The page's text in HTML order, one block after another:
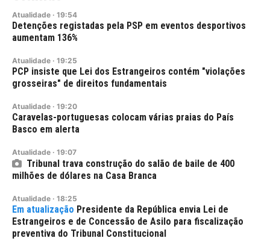
Atualidade · 19:54
Detenções registadas pela PSP em eventos desportivos
aumentam 136%
Atualidade · 19:25
PCP insiste que Lei dos Estrangeiros contém "violações
grosseiras" de direitos fundamentais
Atualidade · 19:20
Caravelas-portuguesas colocam várias praias do País
Basco em alerta
Atualidade · 19:07
Tribunal trava construção do salão de baile de 400
milhões de dólares na Casa Branca
Atualidade · 18:25
Presidente da República envia Lei de
Estrangeiros e de Concessão de Asilo para fiscalização
preventiva do Tribunal Constitucional